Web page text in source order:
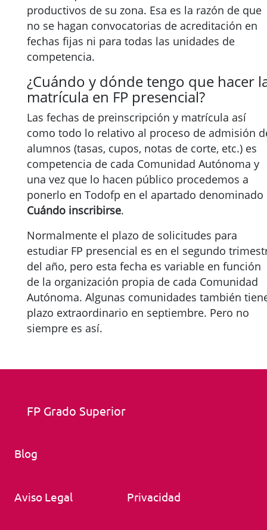
productivos de su zona. Esa es la razón de que
no se hagan convocatorias de acreditación en
fechas fijas ni para todas las unidades de
competencia.
¿Cuándo y dónde tengo que hacer
matrícula en FP presencial?
Las fechas de preinscripción y matrícula así
como todo lo relativo al proceso de admisión
alumnos (tasas, cupos, notas de corte, etc.) es
competencia de cada Comunidad Autónoma y
una vez que lo hacen público procedemos a
ponerlo en Todofp en el apartado denominado
Cuándo inscribirse.
Normalmente el plazo de solicitudes para
estudiar FP presencial es en el segundo
del año, pero esta fecha es variable en función
de la organización propia de cada Comunidad
Autónoma. Algunas comunidades también
plazo extraordinario en septiembre. Pero no
siempre es así.
FP Grado Superior
Blog
Aviso Legal Privacidad